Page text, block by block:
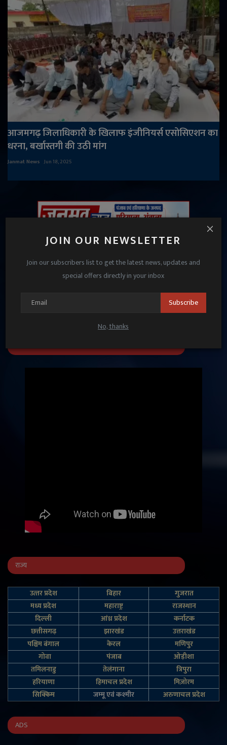
JOIN OUR NEWSLETTER
Join our subscribers list to get the latest news, updates and
special offers directly in your inbox
Subscribe
No, thanks
आजमगढ़ जिलाधिकारी के खिलाफ इंजीनियर्स एसोसिएशन का
धरना, बर्खास्तगी की उठी मांग
Janmat News Jun 18, 2025
UP VIDEOS
राज्य
उत्‍तर प्रदेश बिहार
गुजरात
मध्य प्रदेश
महाराष्ट्र
राजस्थान
दिल्‍ली
आंध्र प्रदेश
कर्नाटक
छत्तीसगढ़
झारखंड
उत्तराखंड
पश्चिम बंगाल
केरल
मणिपुर
गोवा
पंजाब
ओड़ीशा
तमिलनाडु
तेलंगाना
त्रिपुरा
हरियाणा
हिमाचल प्रदेश
मिज़ोरम
सिक्किम
जम्‍मू एवं कश्‍मीर अरुणाचल प्रदेश
ADS